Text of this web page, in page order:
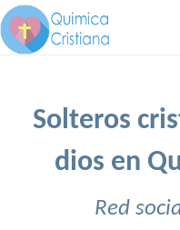
Solteros
dios en
Red